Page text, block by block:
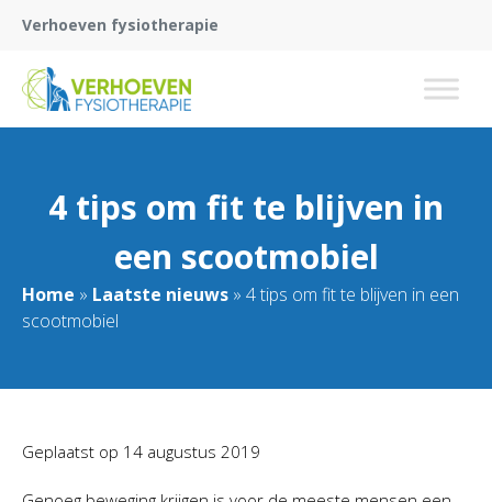
Verhoeven fysiotherapie
4 tips om fit te blijven in
een scootmobiel
Home » Laatste nieuws » 4 tips om fit te blijven in een
scootmobiel
Geplaatst op 14 augustus 2019